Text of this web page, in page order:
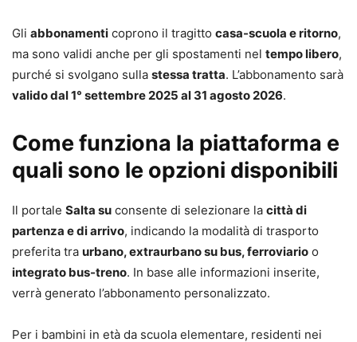
Gli abbonamenti coprono il tragitto casa-scuola e ritorno,
ma sono validi anche per gli spostamenti nel tempo libero,
purché si svolgano sulla stessa tratta. L’abbonamento sarà
valido dal 1° settembre 2025 al 31 agosto 2026.
Come funziona la piattaforma e
quali sono le opzioni disponibili
Il portale Salta su consente di selezionare la città di
partenza e di arrivo, indicando la modalità di trasporto
preferita tra urbano, extraurbano su bus, ferroviario o
integrato bus-treno. In base alle informazioni inserite,
verrà generato l’abbonamento personalizzato.
Per i bambini in età da scuola elementare, residenti nei